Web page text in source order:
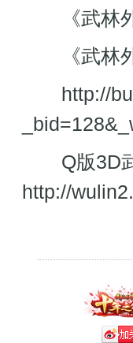
《武林外
《武林外
http://
Q版3D武
http://